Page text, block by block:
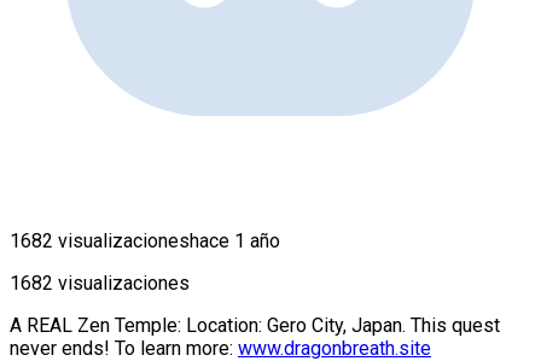
1682 visualizacioneshace 1 año
1682 visualizaciones
A REAL Zen Temple: Location: Gero City, Japan. This quest
never ends! To learn more: www.dragonbreath.site